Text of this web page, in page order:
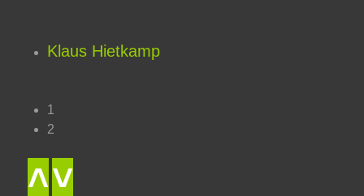
Klaus Hietkamp
1
2
˄˅